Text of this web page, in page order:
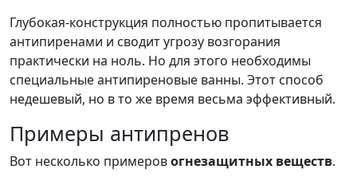
Глубокая-конструкция полностью пропитывается
антипиренами и сводит угрозу возгорания
практически на ноль. Но для этого необходимы
специальные антипиреновые ванны. Этот способ
недешевый, но в то же время весьма эффективный.
Примеры антипренов
Вот несколько примеровогнезащитных веществ.